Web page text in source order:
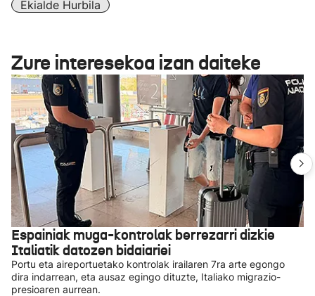
Ekialde Hurbila
Zure interesekoa izan daiteke
Espainiak muga-kontrolak berrezarri dizkie
Italiatik datozen bidaiariei
Portu eta aireportuetako kontrolak irailaren 7ra arte egongo
dira indarrean, eta ausaz egingo dituzte, Italiako migrazio-
presioaren aurrean.